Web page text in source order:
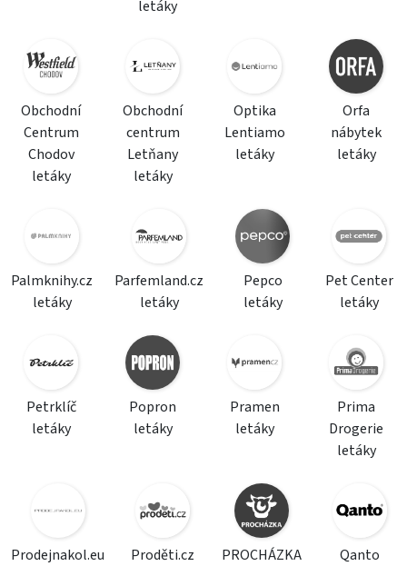
letáky
Obchodní
Centrum
Chodov
letáky
Obchodní
centrum
Letňany
letáky
Optika
Lentiamo
letáky
Orfa
nábytek
letáky
Palmknihy.cz
letáky
Parfemland.cz
letáky
Pepco
letáky
Pet Center
letáky
Petrklíč
letáky
Popron
letáky
Pramen
letáky
Prima
Drogerie
letáky
Prodejnakol.eu
Proděti.cz
PROCHÁZKA
Qanto